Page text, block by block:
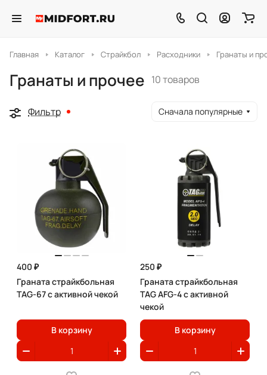
Главная Каталог Страйкбол Расходники Гранаты и
Гранаты и прочее 10 товаров
Фильтр Сначала популярные
400 ₽
Граната страйкбольная
TAG-67 с активной чекой
В корзину
250 ₽
Граната страйкбольная
TAG AFG-4 с активной
чекой
В корзину